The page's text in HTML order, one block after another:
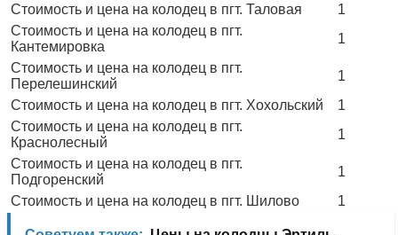
Стоимость и цена на колодец в пгт. Таловая
1
Стоимость и цена на колодец в пгт.
Кантемировка
1
Стоимость и цена на колодец в пгт.
Перелешинский
1
Стоимость и цена на колодец в пгт. Хохольский
1
Стоимость и цена на колодец в пгт.
Краснолесный
1
Стоимость и цена на колодец в пгт.
Подгоренский
1
Стоимость и цена на колодец в пгт. Шилово
1